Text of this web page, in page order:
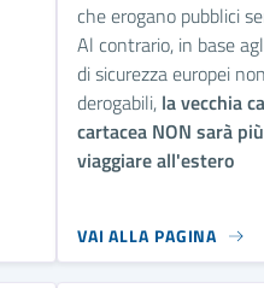
che erogano pubblici
Al contrario, in base
di sicurezza europei non
derogabili, la vecchia
cartacea NON sarà
viaggiare all'estero
VAI ALLA PAGINA